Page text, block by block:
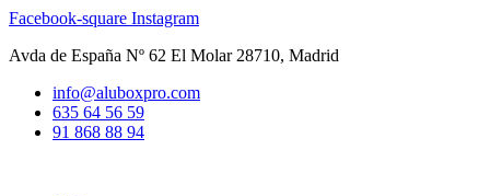
Ir
contenido
Facebook-square Instagram
Avda de España Nº 62 El Molar 28710, Madrid
info@aluboxpro.com
635 64 56 59
91 868 88 94